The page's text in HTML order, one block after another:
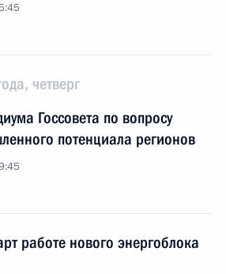
четверг
Госсовета по вопросу
потенциала регионов
работе нового энергоблока